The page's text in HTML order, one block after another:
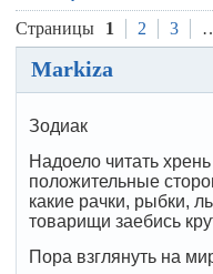
Страницы 1 2 3
Markiza
Зодиак
Надоело читать
положительные
какие рачки, рыбки,
товарищи заебись
Пора взглянуть на